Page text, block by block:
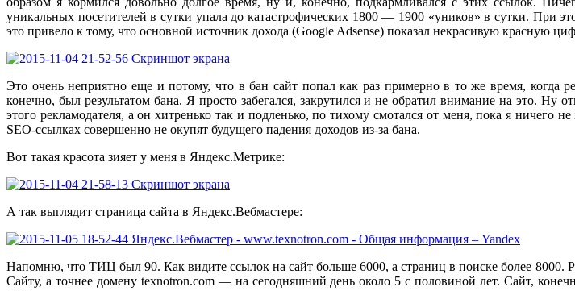
уникальных посетителей в сутки упала до катастрофических 1800 — 1900 «уников» в сутки.
это привело к тому, что основной источник дохода (Google Adsense) показал некрасивую красную
Это очень неприятно еще и потому, что в бан сайт попал как раз примерно в то же время, когда
конечно, был результатом бана. Я просто забегался, закрутился и не обратил внимание на это. Ну
этого рекламодателя, а он хитренько так и подленько, по тихому смотался от меня, пока я ничего
SEO-ссылках совершенно не окупят будущего падения доходов из-за бана.
Вот такая красота зияет у меня в Яндекс.Метрике:
А так выглядит страница сайта в Яндекс.Вебмастере:
Напомню, что ТИЦ был 90. Как видите ссылок на сайт больше 6000, а страниц в поиске более 8000.
Сайту, а точнее домену texnotron.com — на сегодняшний день около 5 с половиной лет. Сайт,